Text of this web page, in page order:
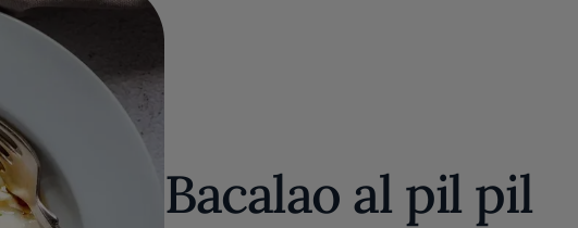
Bacalao al pil pil